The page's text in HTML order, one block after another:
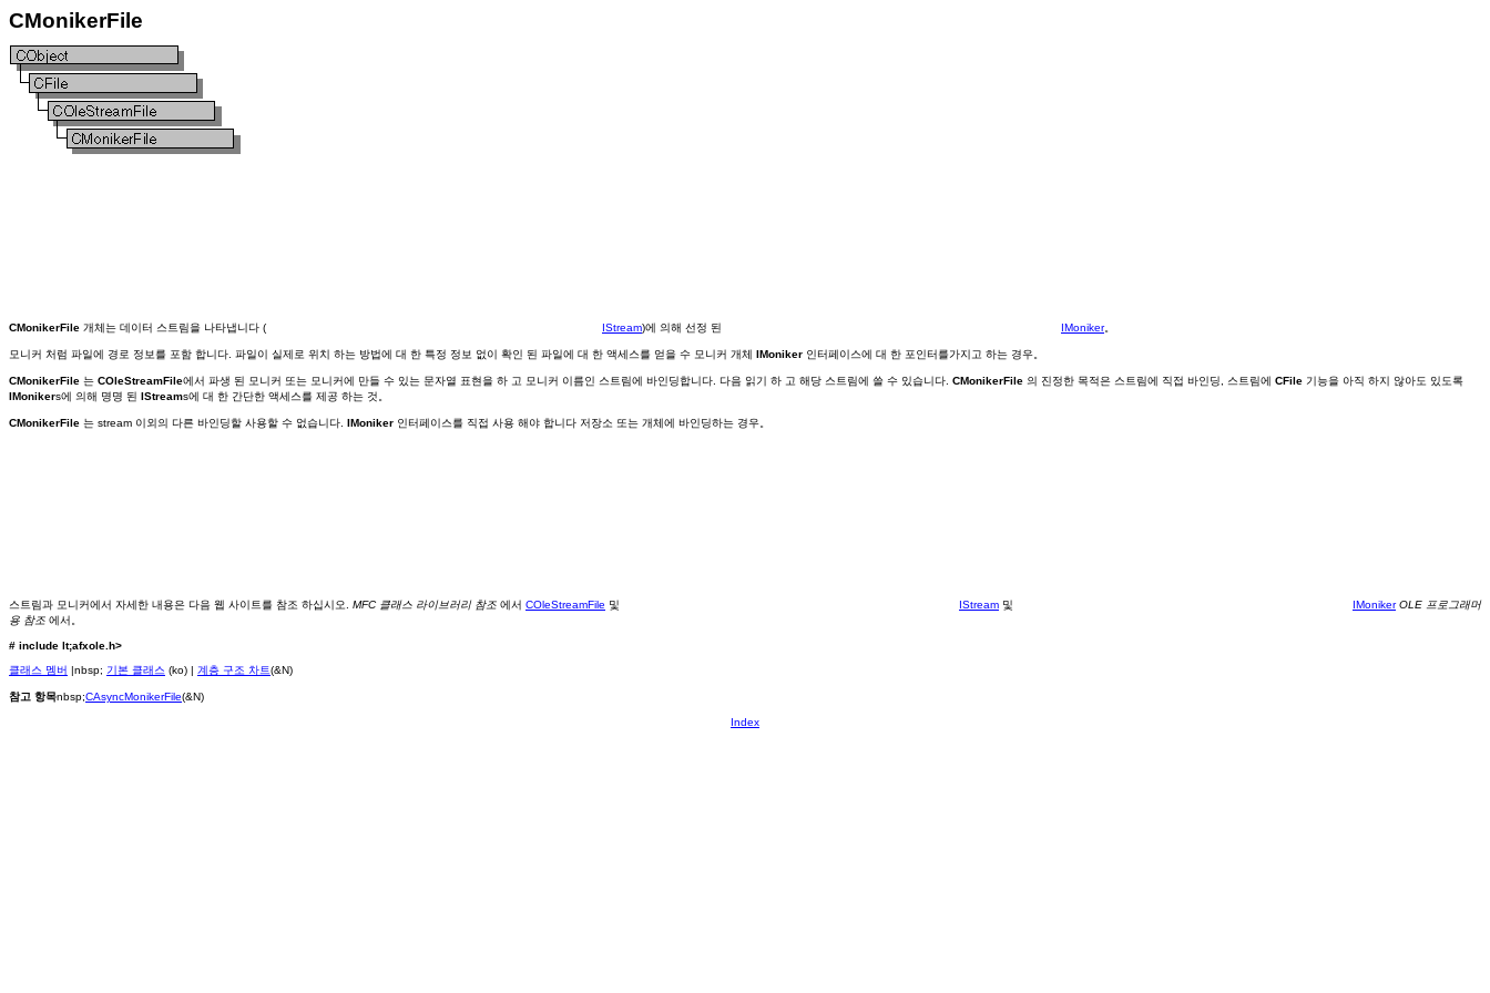
CMonikerFile
CMonikerFile 개체는 데이터 스트림을 나타냅니다 ( IStream)에 의해 선정 된 IMoniker。
모니커 처럼 파일에 경로 정보를 포함 합니다. 파일이 실제로 위치 하는 방법에 대 한 특정 정보 없이 확인 된 파일에 대 한 액세스를 얻을 수 모니커 개체 IMoniker 인터페이스에 대 한 포인터를가지고 하는 경우。
CMonikerFile 는 COleStreamFile에서 파생 된 모니커 또는 모니커에 만들 수 있는 문자열 표현을 하 고 모니커 이름인 스트림에 바인딩합니다. 다음 읽기 하 고 해당 스트림에 쓸 수 있습니다. CMonikerFile 의 진정한 목적은 스트림에 직접 바인딩, 스트림에 CFile 기능을 아직 하지 않아도 있도록
IMonikers에 의해 명명 된 IStreams에 대 한 간단한 액세스를 제공 하는 것。
CMonikerFile 는 stream 이외의 다른 바인딩할 사용할 수 없습니다. IMoniker 인터페이스를 직접 사용 해야 합니다 저장소 또는 개체에 바인딩하는 경우。
스트림과 모니커에서 자세한 내용은 다음 웹 사이트를 참조 하십시오. MFC 클래스 라이브러리 참조 에서 COleStreamFile 및 IStream 및 IMoniker OLE 프로그래머
용 참조 에서。
# include lt;afxole.h>
클래스 멤버 |nbsp; 기본 클래스 (ko) | 계층 구조 차트(&N)
참고 항목nbsp;CAsyncMonikerFile(&N)
Index